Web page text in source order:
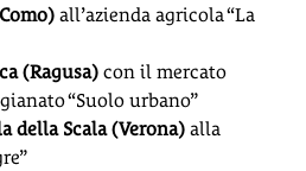
all’azienda agricola “La
(Ragusa) con il mercato
“Suolo urbano”
della Scala (Verona) alla